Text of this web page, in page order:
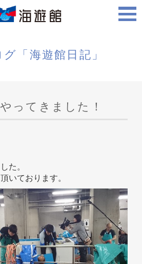
グ「海遊館日記」
ってきました！
た。
いております。生きものを知る
周辺スポット